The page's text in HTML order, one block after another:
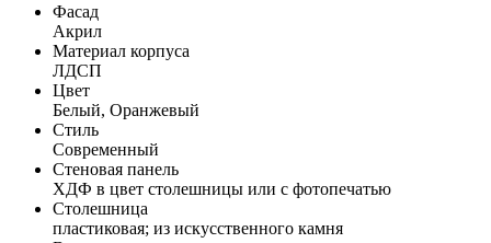
Фасад
Акрил
Материал корпуса
ЛДСП
Цвет
Белый, Оранжевый
Стиль
Современный
Стеновая панель
ХДФ в цвет столешницы или с фотопечатью
Столешница
пластиковая; из искусственного камня